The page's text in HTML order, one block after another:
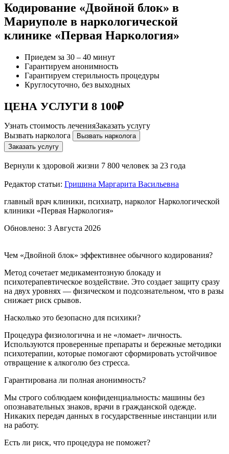
Кодирование «Двойной блок» в
Мариуполе в наркологической
клинике «Первая Наркология»
Приедем за 30 – 40 минут
Гарантируем анонимность
Гарантируем стерильность процедуры
Круглосуточно, без выходных
ЦЕНА УСЛУГИ 8 100₽
Узнать стоимость леченияЗаказать услугу
Вызвать нарколога
Вызвать нарколога
Заказать услугу
Вернули к здоровой жизни 7 800 человек за 23 года
Редактор статьи: Гришина Маргарита Васильевна
главный врач клиники, психиатр, нарколог Наркологической
клиники «Первая Наркология»
Обновлено: 3 Августа 2026
Чем «Двойной блок» эффективнее обычного кодирования?
Метод сочетает медикаментозную блокаду и
психотерапевтическое воздействие. Это создает защиту сразу
на двух уровнях — физическом и подсознательном, что в разы
снижает риск срывов.
Насколько это безопасно для психики?
Процедура физиологична и не «ломает» личность.
Используются проверенные препараты и бережные методики
психотерапии, которые помогают сформировать устойчивое
отвращение к алкоголю без стресса.
Гарантирована ли полная анонимность?
Мы строго соблюдаем конфиденциальность: машины без
опознавательных знаков, врачи в гражданской одежде.
Никаких передач данных в государственные инстанции или
на работу.
Есть ли риск, что процедура не поможет?